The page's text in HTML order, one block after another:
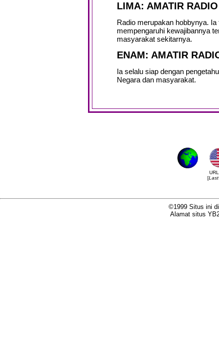
LIMA: AMATIR
Radio merupakan hobbynya.
mempengaruhi kewajibannya
masyarakat sekitarnya.
ENAM: AMATIR
Ia selalu siap dengan
Negara dan masyarakat.
[
©1999 Situs ini
Alamat situs